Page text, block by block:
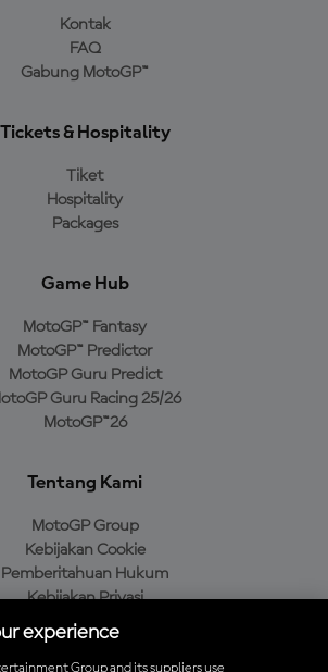
Kontak
FAQ
Gabung MotoGP™
Tickets & Hospitality
Tiket
Hospitality
Packages
Game Hub
MotoGP™ Fantasy
MotoGP™ Predictor
MotoGP Guru Predict
Guru Racing 25/26
MotoGP™26
Tentang Kami
MotoGP Group
Kebijakan Cookie
Pemberitahuan Hukum
Kebijakan Privasi
Kebijakan Pembelian
experience
Group and its suppliers use